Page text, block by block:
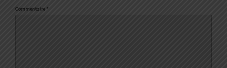
Commentaire *